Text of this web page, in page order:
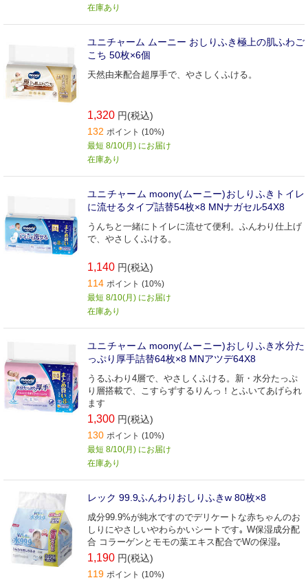
在庫あり
ユニチャーム ムーニー おしりふき極上の肌ふわご
こち 50枚×6個
天然由来配合超厚手で、やさしくふける。
1,320 円(税込)
132 ポイント (10%)
最短 8/10(月) にお届け
在庫あり
ユニチャーム moony(ムーニー)おしりふきトイレ
に流せるタイプ詰替54枚×8 MNナガセル54X8
うんちと一緒にトイレに流せて便利。ふんわり仕上げ
で、やさしくふける。
1,140 円(税込)
114 ポイント (10%)
最短 8/10(月) にお届け
在庫あり
ユニチャーム moony(ムーニー)おしりふき水分た
っぷり厚手詰替64枚×8 MNアツデ64X8
うるふわり4層で、やさしくふける。新・水分たっぷ
り層搭載で、こすらずするりんっ！とふいてあげられ
ます
1,300 円(税込)
130 ポイント (10%)
最短 8/10(月) にお届け
在庫あり
レック 99.9ふんわりおしりふきw 80枚×8
成分99.9%が純水ですのでデリケートな赤ちゃんのお
しりにやさしいやわらかいシートです｡ W保湿成分配
合 コラーゲンとモモの葉エキス配合でWの保湿｡
1,190 円(税込)
119 ポイント (10%)